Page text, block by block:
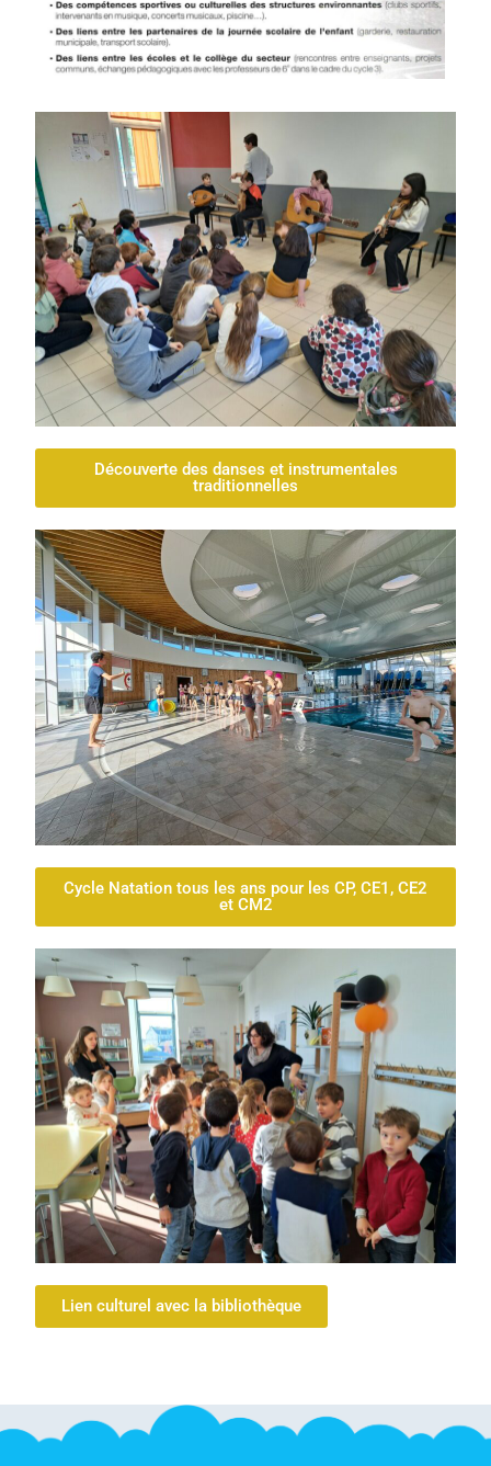
Découverte des danses et instrumentales
traditionnelles
Cycle Natation tous les ans pour les CP, CE1, CE2
et CM2
Lien culturel avec la bibliothèque